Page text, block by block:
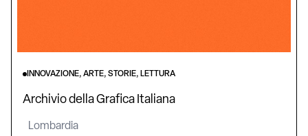
INNOVAZIONE, ARTE, STORIE, LETTURA
Archivio della Grafica Italiana
Lombardia